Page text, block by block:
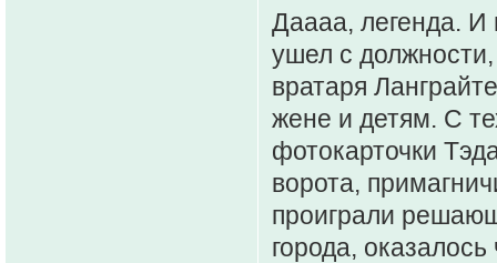
Даааа, легенда.
ушел с
вратаря
жене и детям. С
фотокарточки
ворота,
проиграли
города,